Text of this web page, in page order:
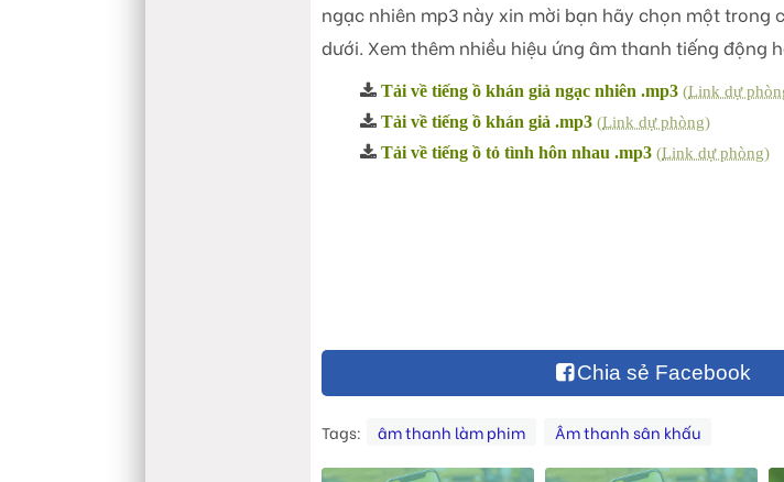
ngạc nhiên mp3 này xin mời bạn hãy chọn một trong
dưới. Xem thêm nhiều hiệu ứng âm thanh tiếng động
Tải về tiếng ồ khán giả ngạc nhiên .mp3 (Link dự
Tải về tiếng ồ khán giả .mp3 (Link dự phòng)
Tải về tiếng ồ tỏ tình hôn nhau .mp3 (Link dự phòng)
Chia sẻ Facebook
Tags: âm thanh làm phim Âm thanh sân khấu